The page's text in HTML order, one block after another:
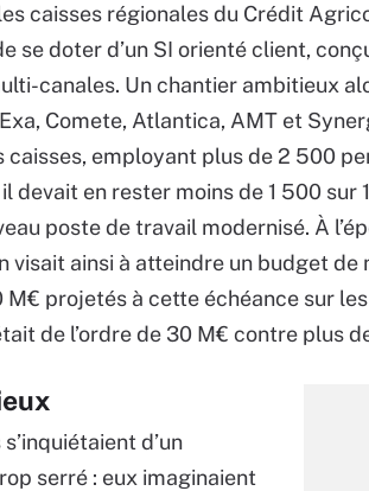
caisses régionales du Crédit
se doter d’un SI orienté client,
canales. Un chantier ambitieux
Comete, Atlantica, AMT et
caisses, employant plus de 2 500
devait en rester moins de 1 500 sur
poste de travail modernisé. À
visait ainsi à atteindre un budget de
projetés à cette échéance sur
de l’ordre de 30 M€ contre plus
d’un
serré : eux imaginaient